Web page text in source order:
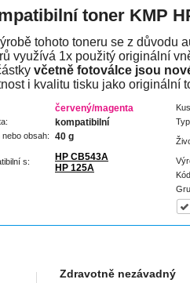
toner KMP
tohoto toneru se z důvodu
využívá 1x použitý originální
včetně fotoválce jsou
i kvalitu tisku jako originální
červený/magenta
kompatibilní
nebo obsah: 40 g
s:
HP CB543A
HP 125A
Zdravotně nezávadný